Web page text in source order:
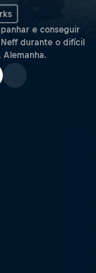
e conseguir
durante o difícil